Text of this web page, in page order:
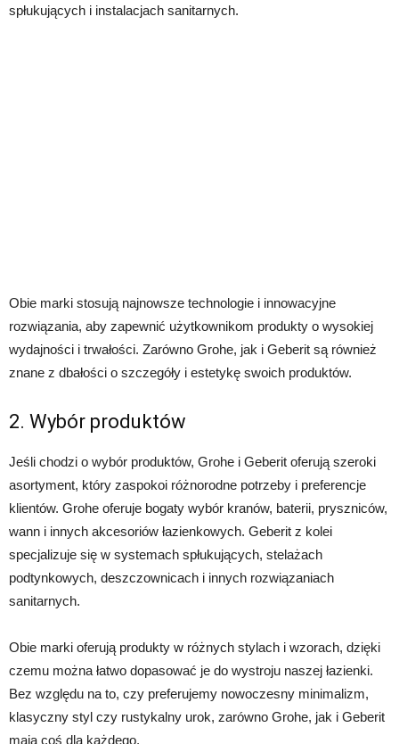
spłukujących i instalacjach sanitarnych.
Obie marki stosują najnowsze technologie i innowacyjne
rozwiązania, aby zapewnić użytkownikom produkty o wysokiej
wydajności i trwałości. Zarówno Grohe, jak i Geberit są również
znane z dbałości o szczegóły i estetykę swoich produktów.
2. Wybór produktów
Jeśli chodzi o wybór produktów, Grohe i Geberit oferują szeroki
asortyment, który zaspokoi różnorodne potrzeby i preferencje
klientów. Grohe oferuje bogaty wybór kranów, baterii, pryszniców,
wann i innych akcesoriów łazienkowych. Geberit z kolei
specjalizuje się w systemach spłukujących, stelażach
podtynkowych, deszczownicach i innych rozwiązaniach
sanitarnych.
Obie marki oferują produkty w różnych stylach i wzorach, dzięki
czemu można łatwo dopasować je do wystroju naszej łazienki.
Bez względu na to, czy preferujemy nowoczesny minimalizm,
klasyczny styl czy rustykalny urok, zarówno Grohe, jak i Geberit
mają coś dla każdego.